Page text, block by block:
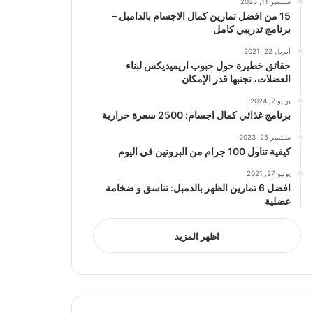
15 من افضل تمارين كمال الاجسام بالدامبل –
برنامج تدريبي كامل
أبريل 22, 2021
حقائق خطيرة حول حبوب اريميديكس لبناء
العضلات، تجنبها قدر الإمكان
يوليو 2, 2024
برنامج غذائي كمال اجسام: 2500 سعرة حرارية
سبتمبر 25, 2023
كيفية تناول 100 جرام من البروتين في اليوم
يوليو 27, 2021
افضل 6 تمارين الظهر بالدمبل: تناسق و ضخامة
عضلية
اظهر المزيد